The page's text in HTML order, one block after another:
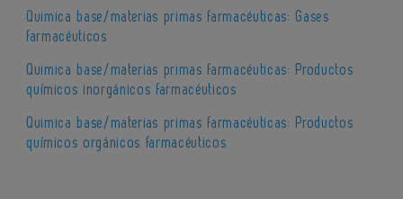
Quimica base/materias primas farmacéuticas: Gases
farmacéuticos
Quimica base/materias primas farmacéuticas: Productos
químicos inorgánicos farmacéuticos
Quimica base/materias primas farmacéuticas: Productos
químicos orgánicos farmacéuticos